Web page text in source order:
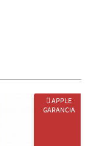
 APPLE
GARANCIA